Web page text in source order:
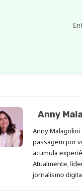
Anny
Anny
passagem por
acumula
Atualmente,
jornalismo